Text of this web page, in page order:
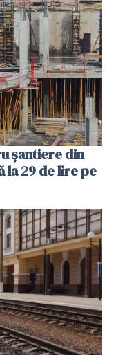
șantiere din
la 29 de lire pe